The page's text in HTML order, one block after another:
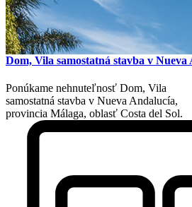
Dom, Vila samostatná stavba v Nueva
Ponúkame nehnuteľnosť Dom, Vila
samostatná stavba v Nueva Andalucía,
provincia Málaga, oblasť Costa del Sol.